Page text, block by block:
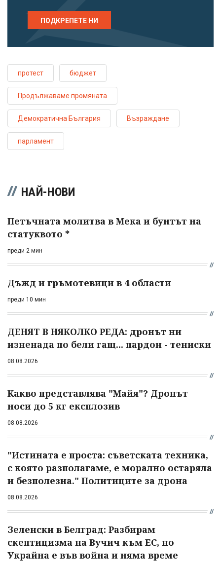
ПОДКРЕПЕТЕ НИ
протест бюджет
Продължаваме промяната
Демократична България Възраждане
парламент
НАЙ-НОВИ
Петъчната молитва в Мека и бунтът на
статуквото *
преди 2 мин
Дъжд и гръмотевици в 4 области
преди 10 мин
ДЕНЯТ В НЯКОЛКО РЕДА: дронът ни
изненада по бели гащ... пардон - тениски
08.08.2026
Какво представлява "Майя"? Дронът
носи до 5 кг експлозив
08.08.2026
"Истината е проста: съветската техника,
с която разполагаме, е морално остаряла
и безполезна." Политиците за дрона
08.08.2026
Зеленски в Белград: Разбирам
скептицизма на Вучич към ЕС, но
Украйна е във война и няма време